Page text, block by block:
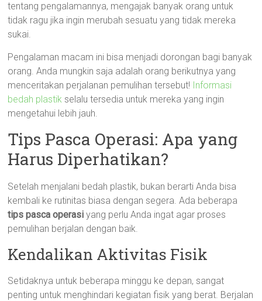
tentang pengalamannya, mengajak banyak orang untuk
tidak ragu jika ingin merubah sesuatu yang tidak mereka
sukai.
Pengalaman macam ini bisa menjadi dorongan bagi banyak
orang. Anda mungkin saja adalah orang berikutnya yang
menceritakan perjalanan pemulihan tersebut! Informasi
bedah plastik selalu tersedia untuk mereka yang ingin
mengetahui lebih jauh.
Tips Pasca Operasi: Apa yang
Harus Diperhatikan?
Setelah menjalani bedah plastik, bukan berarti Anda bisa
kembali ke rutinitas biasa dengan segera. Ada beberapa
tips pasca operasi yang perlu Anda ingat agar proses
pemulihan berjalan dengan baik.
Kendalikan Aktivitas Fisik
Setidaknya untuk beberapa minggu ke depan, sangat
penting untuk menghindari kegiatan fisik yang berat. Berjalan